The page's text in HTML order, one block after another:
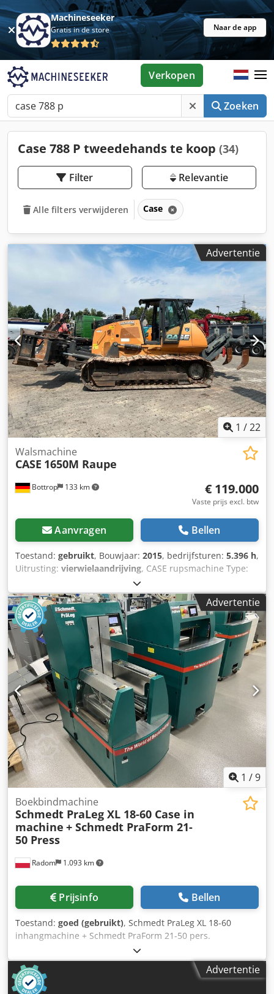
Machineseeker
Gratis in de store Naar de app
Zoeken
Verkopen
Case 788 P tweedehands te koop (34)
Filter Relevantie
Alle filters verwijderen Case
Advertentie
1 /22
Bottrop 133 km
Walsmachine
CASE 1650M Raupe
€ 119.000
Vaste prijs excl. btw
Aanvragen Bellen
Toestand: gebruikt, Bouwjaar: 2015, bedrijfsturen: 5.396 h,
Uitrusting: vierwielaandrijving, CASE rupsmachine Type:
1650M Leeggewicht: 19.200 kg Vermogen: 122 kW
Bedrijfsuren: 5.396 Uitrusting: - Stoelverwarming -
Airconditioning Crodpfxszhyrmj Aguof - Radio - Achterop
ripper met 3 tanden - Voorste cabinebeschermingen en
roosters - Schuifblad (hydraulisch opklapbaar) Wij
ondersteunen u graag ook op het gebied van
financiering/leasing met onze partners. Alle gegevens
zonder garantie. Wijzigingen en tussentijdse verkoop
voorbehouden.
Advertentie
1 /9
Radom 1.093 km
Boekbindmachine
Schmedt PraLeg XL 18-60 Case in
machine + Schmedt PraForm 21-
50 Press
Prijsinfo Bellen
Toestand: goed (gebruikt), Schmedt PraLeg XL 18-60
inhangmachine + Schmedt PraForm 21-50 pers.
Geproduceerd in 2022. Schmedt PraLeg XL 18-60
inhangmachine voor boeken De machine verkeert in goede
staat en is direct inzetbaar. Geschikt voor het inhangen
van een boekblok in een voorbereide hardcover. Voorzien
Advertentie